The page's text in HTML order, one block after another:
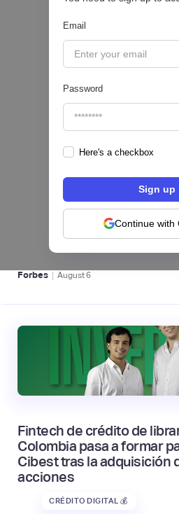
Email
Password
Here's a checkbox
Continue with
Pipeline Valor | August
hiSofi, Fintech de gestión
levanta US$1 millón para
regional en Uruguay
BFM 👔
Forbes | August6
Fintech de crédito de
Colombia pasa a formar
Cibest tras la adquisición
acciones
CRÉDITO DIGITAL 💰